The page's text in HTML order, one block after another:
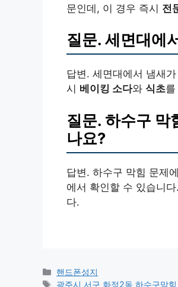
문인데, 이 경우 즉시 전
질문. 세면대에
답변. 세면대에서 냄새
시 베이킹 소다와 식초
질문. 하수구 막
나요?
답변. 하수구 막힘 문제
에서 확인할 수 있습니
다.
카
테
핸드폰성지
태
광주시 서구 화정2동 하수구막